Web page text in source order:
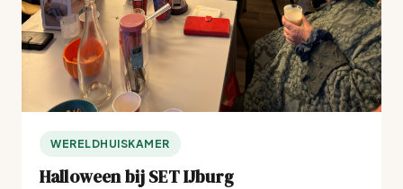
WERELDHUISKAMER
Halloween bij SET IJburg